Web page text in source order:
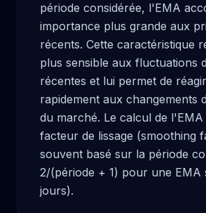
période considérée, l'EMA
importance plus grande aux
récents. Cette caractéristique
plus sensible aux fluctuations
récentes et lui permet de
rapidement aux changements
du marché. Le calcul de l'EMA
facteur de lissage (smoothing
souvent basé sur la période
2/(période + 1) pour une
jours).